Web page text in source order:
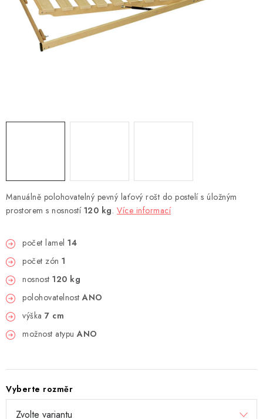
Kontakty
Doprava a platba
Výměna, reklamace a vrácení zboží
Manuálně polohovatelný pevný laťový rošt do postelí s úložným
prostorem s nosností 120 kg. Více informací
počet lamel 14
počet zón 1
nosnost 120 kg
polohovatelnost ANO
výška 7 cm
možnost atypu ANO
Vyberte rozměr